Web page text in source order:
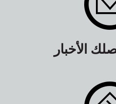
الأخبار